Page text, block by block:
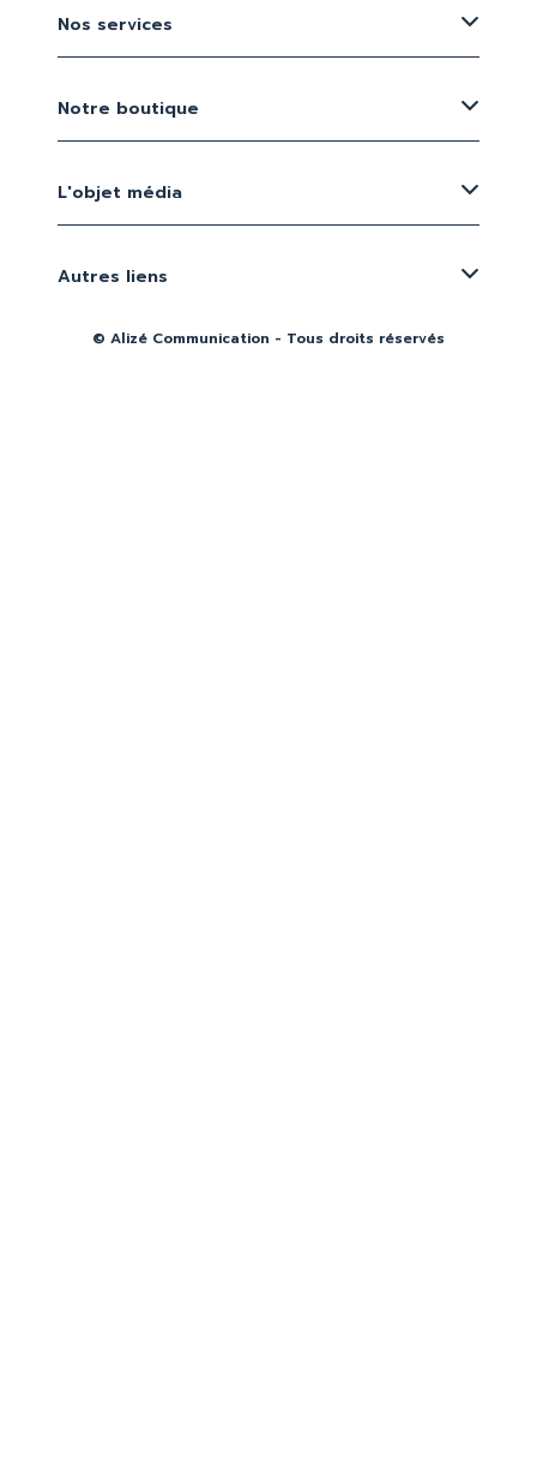
Nos services
Notre boutique
L'objet média
Autres liens
© Alizé Communication - Tous droits réservés